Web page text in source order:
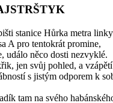
stanice Hůrka metra
A pro tentokrát promine,
událo něco dosti nezvyklé.
jen svůj pohled, a
s jistým odporem k
tam na svého